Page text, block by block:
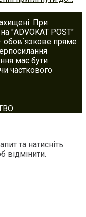
При
"ADVOKAT POST"
обов`язкове пряме
має бути
часткового
та натисніть
відмінити.